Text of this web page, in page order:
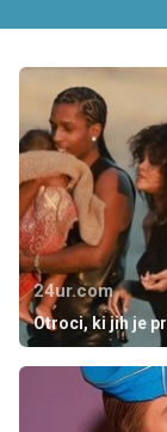
24ur.com
Otroci, ki jih je